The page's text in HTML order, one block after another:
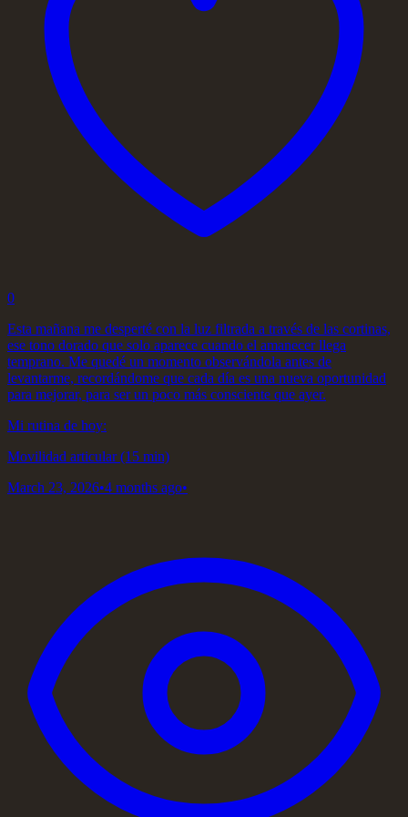
0
Esta mañana me desperté con la luz filtrada a través de las cortinas,
ese tono dorado que solo aparece cuando el amanecer llega
temprano. Me quedé un momento observándola antes de
levantarme, recordándome que cada día es una nueva oportunidad
para mejorar, para ser un poco más consciente que ayer.
Mi rutina de hoy:
Movilidad articular (15 min)
March 23, 2026•4 months ago•